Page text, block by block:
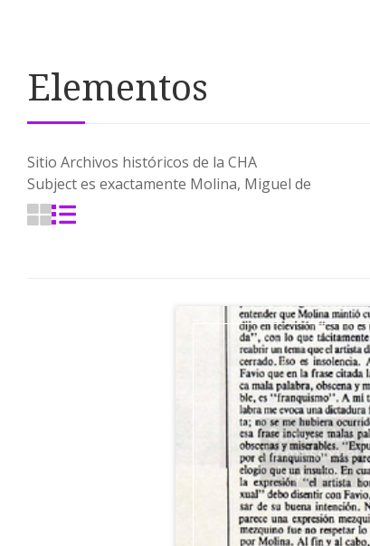
Elementos
Sitio Archivos históricos de la CHA
Subject es exactamente Molina, Miguel de